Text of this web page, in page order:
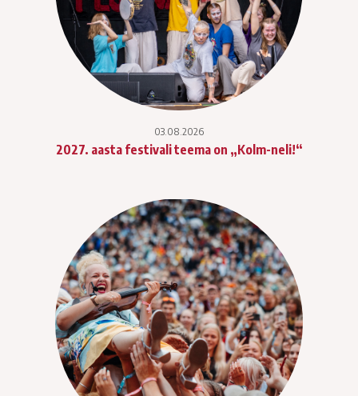
03.08.2026
2027. aasta festivali teema on „Kolm-neli!“